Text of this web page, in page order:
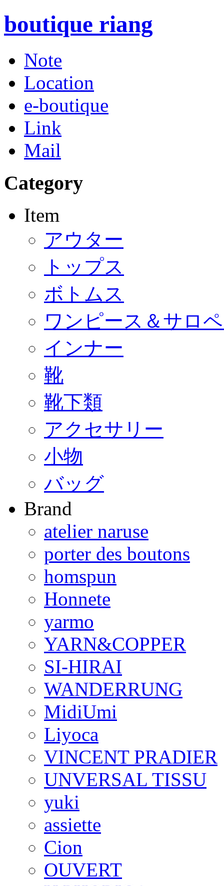
boutique riang
Note
Location
e-boutique
Link
Mail
Category
Item
アウター
トップス
ボトムス
ワンピース＆サロ
インナー
靴
靴下類
アクセサリー
小物
バッグ
Brand
atelier naruse
porter des boutons
homspun
Honnete
yarmo
YARN&COPPER
SI-HIRAI
WANDERRUNG
MidiUmi
Liyoca
VINCENT PRADIER
UNVERSAL TISSU
yuki
assiette
Cion
OUVERT